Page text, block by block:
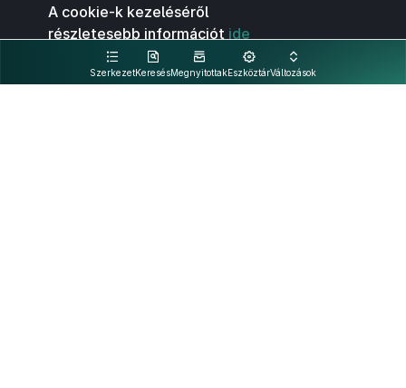
SzerkezetKeresésMegnyitottakEszköztárVáltozások
A cookie-k kezeléséről
részletesebb információt ide
kattintva olvashat.